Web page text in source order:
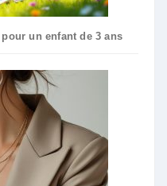
un enfant de 3 ans